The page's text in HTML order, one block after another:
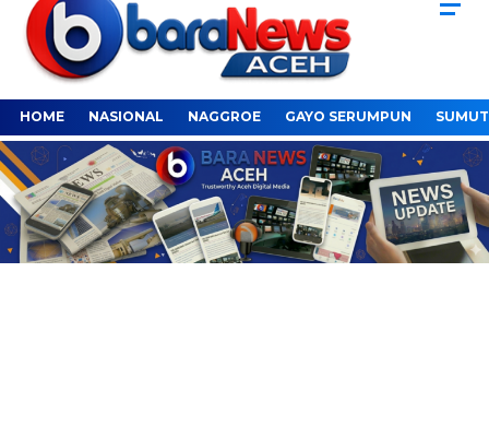
HOME NASIONAL NAGGROE GAYO SERUMPUN SUMUT